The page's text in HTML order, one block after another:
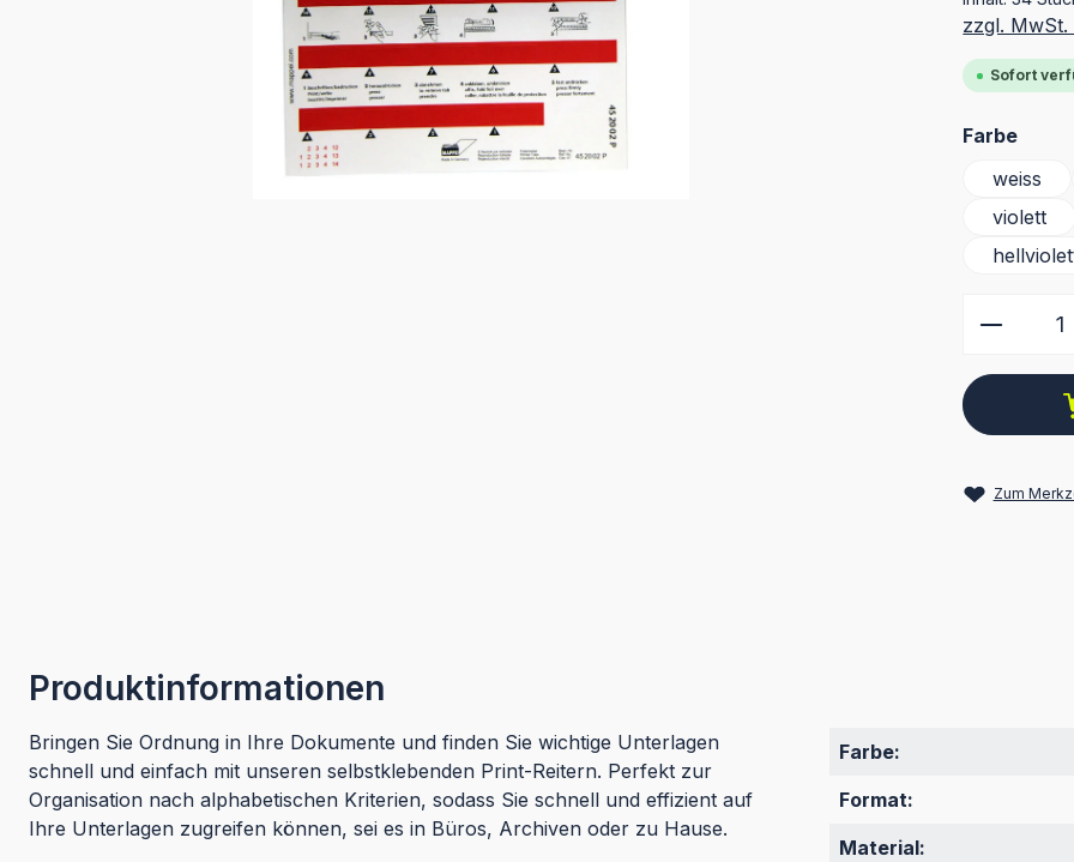
zzgl.
Sofort
Farbe
weiss
violett
Zum
Produktinformationen
Bringen Sie Ordnung in Ihre Dokumente und finden Sie wichtige Unterlagen
schnell und einfach mit unseren selbstklebenden Print-Reitern. Perfekt zur
Organisation nach alphabetischen Kriterien, sodass Sie schnell und effizient auf
Ihre Unterlagen zugreifen können, sei es in Büros, Archiven oder zu Hause.
Farbe:
Format:
Material: